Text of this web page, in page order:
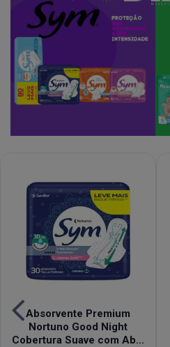
Absorvente Premium
Nortuno Good Night
Cobertura Suave com Ab...